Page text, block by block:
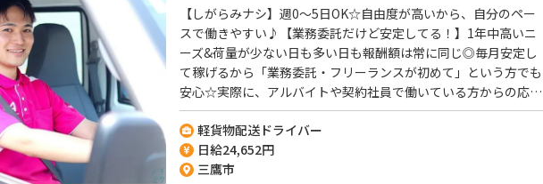
【しがらみナシ】週0～5日OK☆自由度が高いから、自分のペー
スで働きやすい♪【業務委託だけど安定してる！】1年中高いニ
ーズ&荷量が少ない日も多い日も報酬額は常に同じ◎毎月安定し
て稼げるから「業務委託・フリーランスが初めて」という方でも
安心☆実際に、アルバイトや契約社員で働いている方からの応募
も多いですよ＾＾《配送ドライバーの経験不問！》《学歴・職歴
不問》《直近では20代の方がスタートしています♪》
軽貨物配送ドライバー
日給24,652円
三鷹市